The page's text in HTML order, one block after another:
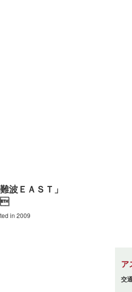
波ＥＡＳＴ」

in 2009
ア
交